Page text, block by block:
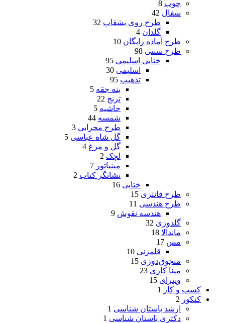
چوب 8
سفال 42
طرح روی بشقاب 32
گلدان 4
طرح آماده رایگان 10
طرح سنتی 98
ختایی اسلیمی 95
اسلیمی 30
تذهیب 95
بته جقه 5
ترنج 22
حاشیه 5
شمسه 44
طرح محرابی 3
گل شاه عباسی 5
گل و مرغ 4
لچک 2
مینیاتور 7
نشانگر کتاب 2
ختایی 16
طرح فانتزی 15
طرح هندسی 11
هندسه نقوش 9
گلدوزی 32
ماندالا 18
مس 17
قلمزنی 10
منجوق‌دوزی 15
مینا کاری 23
ویترای 15
کسب و کار
1
کنکور 2
ارشد باستان شناسی 1
دکتری باستان شناسی 1